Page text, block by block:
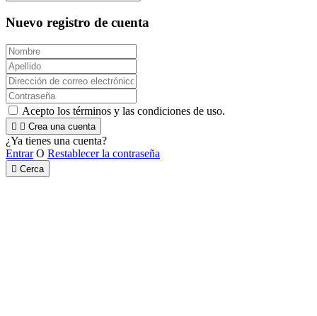
Nuevo registro de cuenta
Acepto los términos y las condiciones de uso.
  Crea una cuenta
¿Ya tienes una cuenta?
EntrarO Restablecer la contraseña
 Cerca